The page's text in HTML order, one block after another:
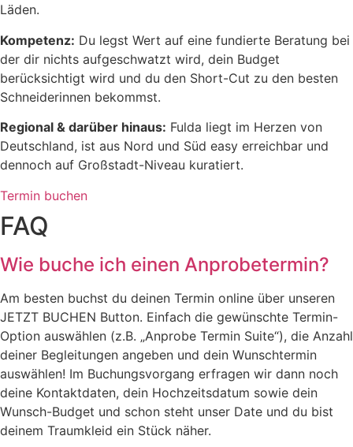
Läden.
Kompetenz: Du legst Wert auf eine fundierte Beratung bei
der dir nichts aufgeschwatzt wird, dein Budget
berücksichtigt wird und du den Short-Cut zu den besten
Schneiderinnen bekommst.
Regional & darüber hinaus: Fulda liegt im Herzen von
Deutschland, ist aus Nord und Süd easy erreichbar und
dennoch auf Großstadt-Niveau kuratiert.
Termin buchen
FAQ
Wie buche ich einen Anprobetermin?
Am besten buchst du deinen Termin online über unseren
JETZT BUCHEN Button. Einfach die gewünschte Termin-
Option auswählen (z.B. „Anprobe Termin Suite“), die Anzahl
deiner Begleitungen angeben und dein Wunschtermin
auswählen! Im Buchungsvorgang erfragen wir dann noch
deine Kontaktdaten, dein Hochzeitsdatum sowie dein
Wunsch-Budget und schon steht unser Date und du bist
deinem Traumkleid ein Stück näher.